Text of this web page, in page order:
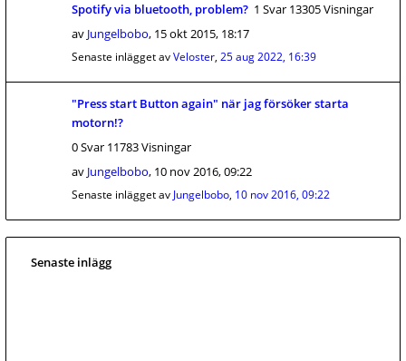
Spotify via bluetooth, problem? 1 Svar 13305 Visningar
av Jungelbobo, 15 okt 2015, 18:17
Senaste inlägget avVeloster, 25 aug 2022, 16:39
"Press start Button again" när jag försöker starta
motorn!?
0 Svar 11783 Visningar
av Jungelbobo, 10 nov 2016, 09:22
Senaste inlägget av Jungelbobo, 10 nov 2016, 09:22
Senaste inlägg